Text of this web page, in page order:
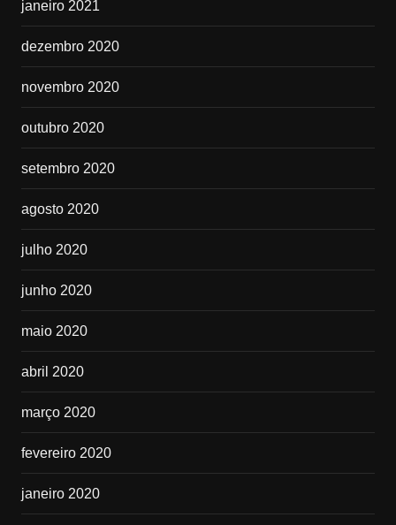
janeiro 2021
dezembro 2020
novembro 2020
outubro 2020
setembro 2020
agosto 2020
julho 2020
junho 2020
maio 2020
abril 2020
março 2020
fevereiro 2020
janeiro 2020